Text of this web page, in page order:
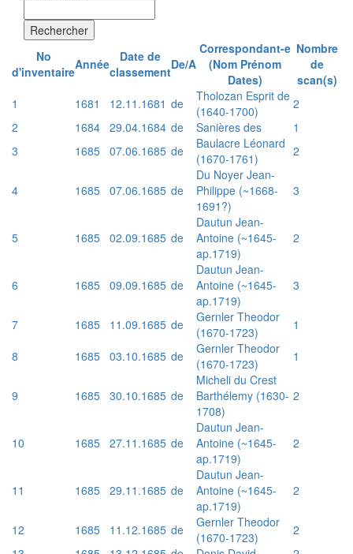
Rechercher
No
d'inventaireAnnée
Date de
classementDe/A
Correspondant-e
(Nom Prénom
Dates)
Nombre
de
scan(s)
1
1681 12.11.1681 de
Tholozan Esprit de
(1640-1700)
2
2
1684 29.04.1684 de Sanières des
1
3
1685 07.06.1685 de
Baulacre Léonard
(1670-1761)
2
4 1685 07.06.1685 de
Du Noyer Jean-
Philippe (~1668-
1691?)
3
5 1685 02.09.1685 de
Dautun Jean-
Antoine (~1645-
ap.1719)
2
6 1685 09.09.1685 de
Dautun Jean-
Antoine (~1645-
ap.1719)
3
7 1685 11.09.1685 de
Gernler Theodor
(1670-1723)
1
8
1685 03.10.1685 de
Gernler Theodor
(1670-1723)
1
9 1685 30.10.1685 de
Micheli du Crest
Barthélemy (1630-
1708)
2
10 1685 27.11.1685 de
Dautun Jean-
Antoine (~1645-
ap.1719)
2
11 1685 29.11.1685 de
Dautun Jean-
Antoine (~1645-
ap.1719)
2
12 1685 11.12.1685 de
Gernler Theodor
(1670-1723)
2